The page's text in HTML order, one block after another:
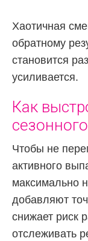
Хаотичная
обратному
становится
усиливается.
Как
Чтобы не
активного
максимально
добавляют
снижает риск
отслеживать